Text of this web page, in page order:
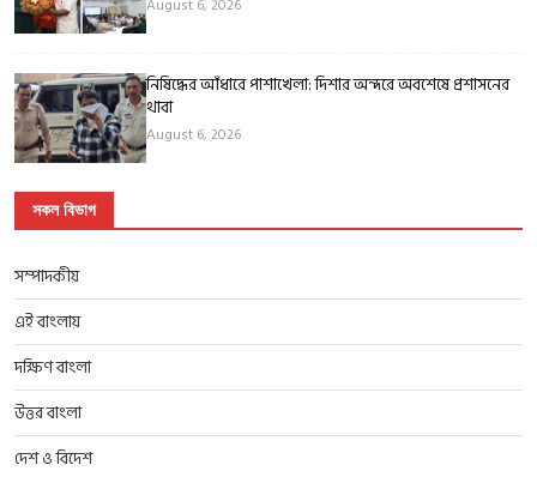
August 6, 2026
নিষিদ্ধের আঁধারে পাশাখেলা: দিশার অন্দরে অবশেষে প্রশাসনের
থাবা
August 6, 2026
সকল বিভাগ
সম্পাদকীয়
এই বাংলায়
দক্ষিণ বাংলা
উত্তর বাংলা
দেশ ও বিদেশ